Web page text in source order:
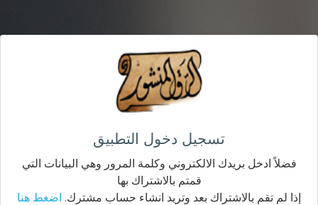
تسجيل دخول التطبيق
فضلاً ادخل بريدك الالكتروني وكلمة المرور وهي البيانات التي
قمتم بالاشتراك بها
إذا لم تقم بالاشتراك بعد وتريد انشاء حساب مشترك. اضغط هنا